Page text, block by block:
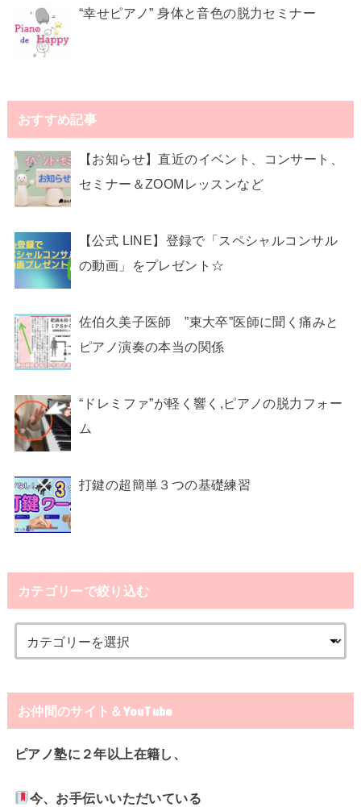
“幸せピアノ” 身体と音色の脱力セミナー
おすすめ記事
【お知らせ】直近のイベント、コンサート、
セミナー＆ZOOMレッスンなど
【公式 LINE】登録で「スペシャルコンサル
の動画」をプレゼント☆
佐伯久美子医師 ”東大卒”医師に聞く痛みと
ピアノ演奏の本当の関係
“ドレミファ”が軽く響く,ピアノの脱力フォー
ム
打鍵の超簡単３つの基礎練習
カテゴリーで絞り込む
お仲間のサイト＆YouTube
ピアノ塾に２年以上在籍し、
今、お手伝いいただいている